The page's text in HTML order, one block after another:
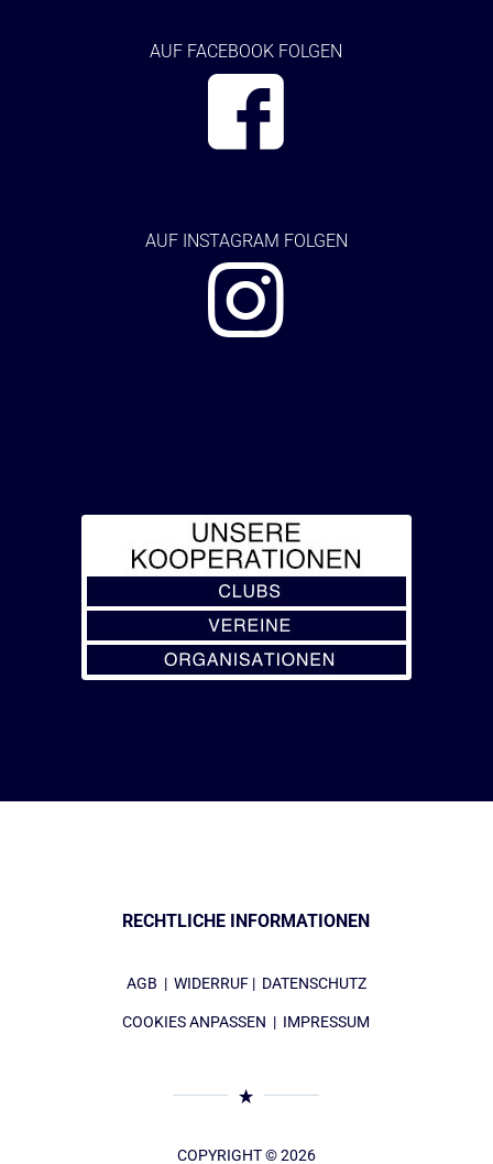
AUF FACEBOOK FOLGEN
AUF INSTAGRAM FOLGEN
RECHTLICHE INFORMATIONEN
AGB | WIDERRUF| DATENSCHUTZ
COOKIES ANPASSEN | IMPRESSUM
COPYRIGHT © 2026